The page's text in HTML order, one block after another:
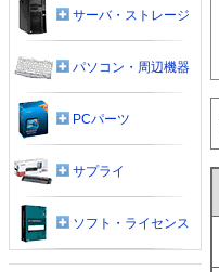
サーバ・ストレージ
パソコン・周辺機器
PCパーツ
サプライ
ソフト・ライセンス